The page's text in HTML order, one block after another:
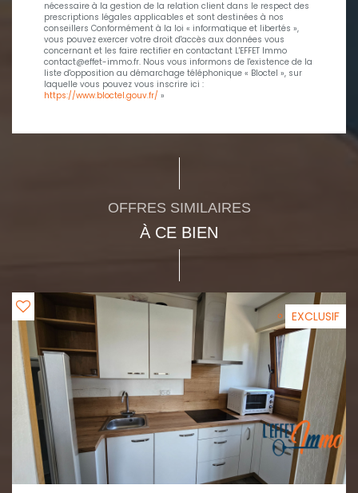
nécessaire à la gestion de la relation client dans le respect des
prescriptions légales applicables et sont destinées à nos
conseillers Conformément à la loi « informatique et libertés »,
vous pouvez exercer votre droit d'accès aux données vous
concernant et les faire rectifier en contactant L'EFFET Immo
contact@effet-immo.fr. Nous vous informons de l'existence de la
liste d'opposition au démarchage téléphonique « Bloctel », sur
laquelle vous pouvez vous inscrire ici :
https://www.bloctel.gouv.fr/ »
OFFRES SIMILAIRES
À CE BIEN
EXCLUSIF